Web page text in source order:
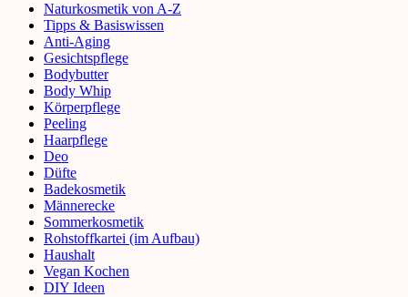
Naturkosmetik von A-Z
Tipps & Basiswissen
Anti-Aging
Gesichtspflege
Bodybutter
Body Whip
Körperpflege
Peeling
Haarpflege
Deo
Düfte
Badekosmetik
Männerecke
Sommerkosmetik
Rohstoffkartei (im Aufbau)
Haushalt
Vegan Kochen
DIY Ideen